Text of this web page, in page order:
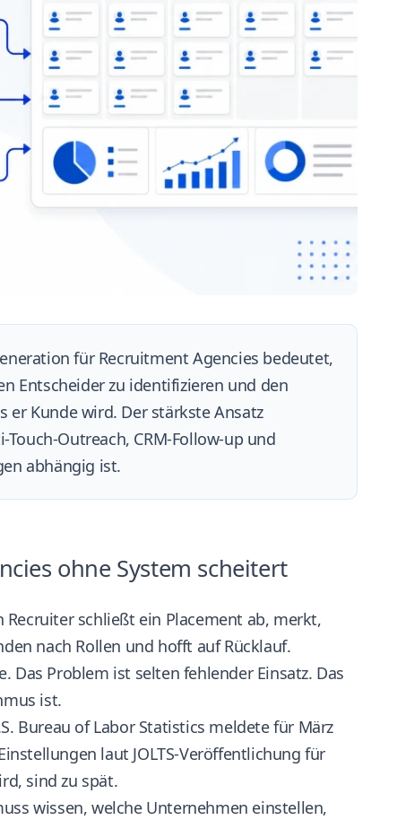
für Recruitment Agencies bedeutet,
Entscheider zu identifizieren und den
er Kunde wird. Der stärkste Ansatz
Outreach, CRM-Follow-up und
abhängig ist.
ohne System scheitert
schließt ein Placement ab, merkt,
nach Rollen und hofft auf Rücklauf.
Das Problem ist selten fehlender Einsatz. Das
ist.
Bureau of Labor Statistics meldete für März
laut JOLTS-Veröffentlichung für
sind zu spät.
wissen, welche Unternehmen einstellen,